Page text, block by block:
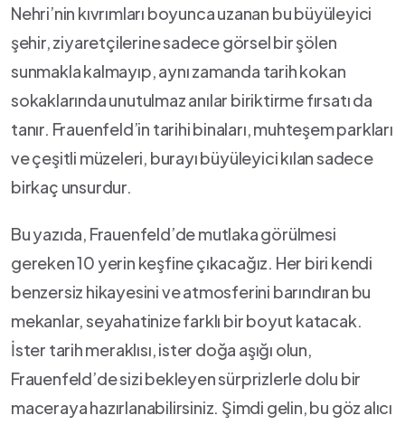
Nehri’nin kıvrımları boyunca uzanan bu büyüleyici
⁢şehir, ziyaretçilerine sadece görsel ⁢bir şölen
sunmakla kalmayıp, aynı zamanda tarih kokan
sokaklarında unutulmaz anılar biriktirme fırsatı⁤ da
tanır. Frauenfeld’in tarihi ⁤binaları, muhteşem parkları
ve çeşitli müzeleri, burayı büyüleyici kılan sadece
birkaç unsurdur.
Bu yazıda, Frauenfeld’de mutlaka görülmesi
gereken​ 10 yerin keşfine çıkacağız. Her biri kendi⁢
benzersiz hikayesini ve atmosferini barındıran bu
mekanlar, seyahatinize​ farklı bir boyut katacak.
İster tarih⁤ meraklısı, ister doğa aşığı olun,
Frauenfeld’de​ sizi bekleyen sürprizlerle dolu bir
maceraya hazırlanabilirsiniz. Şimdi gelin, bu göz alıcı